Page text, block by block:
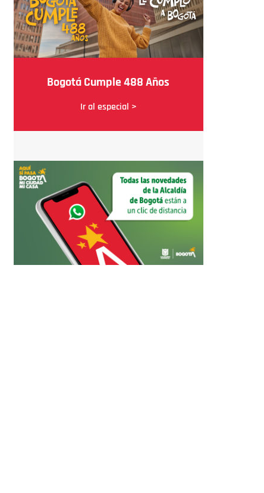
Bogotá Cumple 488 Años
Ir al especial >